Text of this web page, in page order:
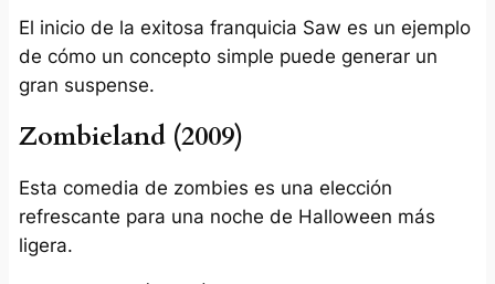
El inicio de la exitosa franquicia Saw es un ejemplo
de cómo un concepto simple puede generar un
gran suspense.
Zombieland (2009)
Esta comedia de zombies es una elección
refrescante para una noche de Halloween más
ligera.